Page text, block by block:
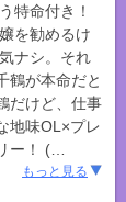
特命付き！
を勧めるけ
ナシ。それ
鶴が本命だと
だけど、仕事
地味OL×プレ
ー！ (…
もっと見る